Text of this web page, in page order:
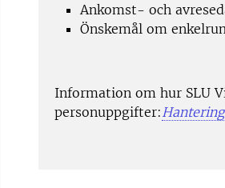
Ankomst- och
Önskemål om
Information om hur SLU
personuppgifter: